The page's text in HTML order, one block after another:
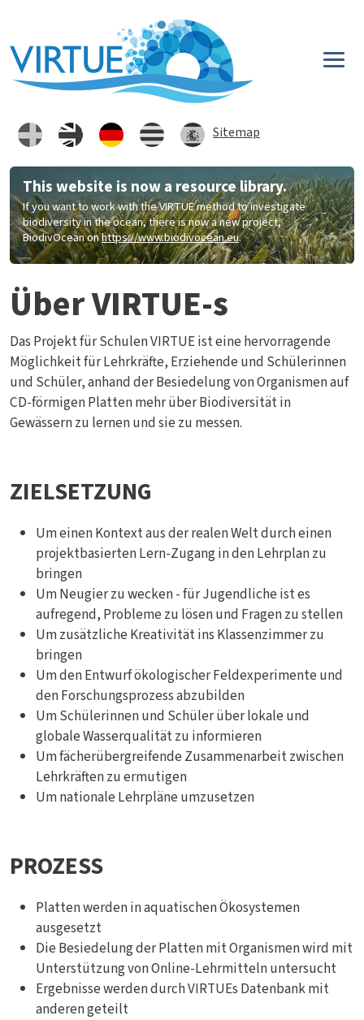
Sitemap
This website is now a resource library.
If you want to work with the VIRTUE method to investigate
biodiversity in the ocean, there is now a new project,
BiodivOcean onhttps://www.biodivocean.eu.
Über VIRTUE-s
Das Projekt für Schulen VIRTUE ist eine hervorragende
Möglichkeit für Lehrkräfte, Erziehende und Schülerinnen
und Schüler, anhand der Besiedelung von Organismen auf
CD-förmigen Platten mehr über Biodiversität in
Gewässern zu lernen und sie zu messen.
ZIELSETZUNG
Um einen Kontext aus der realen Welt durch einen
projektbasierten Lern-Zugang in den Lehrplan zu
bringen
Um Neugier zu wecken - für Jugendliche ist es
aufregend, Probleme zu lösen und Fragen zu stellen
Um zusätzliche Kreativität ins Klassenzimmer zu
bringen
Um den Entwurf ökologischer Feldexperimente und
den Forschungsprozess abzubilden
Um Schülerinnen und Schüler über lokale und
globale Wasserqualität zu informieren
Um fächerübergreifende Zusammenarbeit zwischen
Lehrkräften zu ermutigen
Um nationale Lehrpläne umzusetzen
PROZESS
Platten werden in aquatischen Ökosystemen
ausgesetzt
Die Besiedelung der Platten mit Organismen wird mit
Unterstützung von Online-Lehrmitteln untersucht
Ergebnisse werden durch VIRTUEs Datenbank mit
anderen geteilt